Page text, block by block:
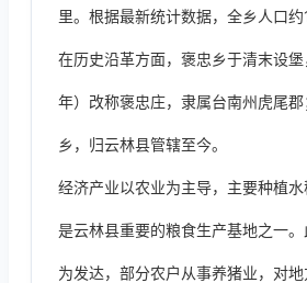
里。根据最新统计数据，全乡人口约
在历史沿革方面，褒忠乡于清末设
年）改称褒忠庄，隶属台南州虎尾
乡，归云林县管辖至今。
经济产业以农业为主导，主要种植水
是云林县重要的粮食生产基地之一
为发达，部分农户从事养猪业，对地